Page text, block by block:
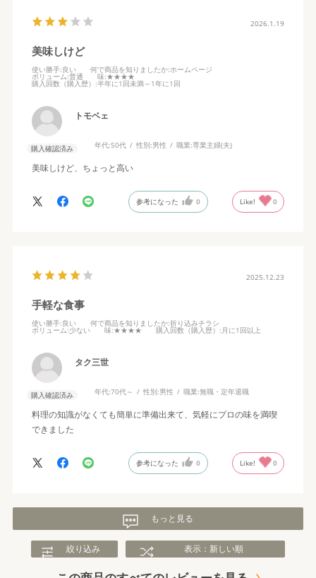
2026.1.19
美味しけど
使い勝手:良い 何で商品を知りましたか:ホームページ
ボリューム:普通 味:★★★★
購入回数（購入歴） :半年に1回未満～1年に1回
トモベェ
購入確認済み 年代:50代 性別:男性 職業:専業主婦(夫)
美味しけど、ちょっと高い
参考になった 0 Like! 0
2025.12.23
手軽な食事
使い勝手:良い 何で商品を知りましたか:折り込みチラシ
ボリューム:少ない 味:★★★★ 購入回数（購入歴） :月に1回以上
タク三世
購入確認済み 年代:70代～ 性別:男性 職業:無職・定年退職
料理の知識がなくても簡単に準備出来て、気軽にプロの味を満喫
できました
参考になった 0 Like! 0
もっと見る
絞り込み 表示：新しい順